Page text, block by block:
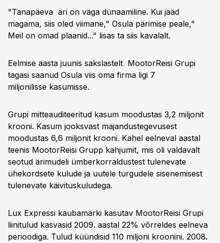
"Tänapäeva äri on väga dünaamiline. Kui jääd
magama, siis oled viimane," Osula pärimise peale,"
Meil on omad plaanid..." lisas ta siis kavalalt.
Eelmise aasta juunis sakslastelt MootorReisi Grupi
tagasi saanud Osula viis oma firma ligi 7
miljonilisse kasumisse.
Grupi mitteauditeeritud kasum moodustas 3,2 miljonit
krooni. Kasum jooksvast majandustegevusest
moodustas 6,6 miljonit krooni. Kahel eelneval aastal
teenis MootorReisi Grupp kahjumit, mis oli valdavalt
seotud ärimudeli ümberkorraldustest tulenevate
ühekordsete kulude ja uutele turgudele sisenemisest
tulenevate käivituskuludega.
Lux Expressi kaubamärki kasutav MootorReisi Grupi
liinitulud kasvasid 2009. aastal 22% võrreldes eelneva
perioodiga. Tulud küündisid 110 miljoni kroonini. 2008.